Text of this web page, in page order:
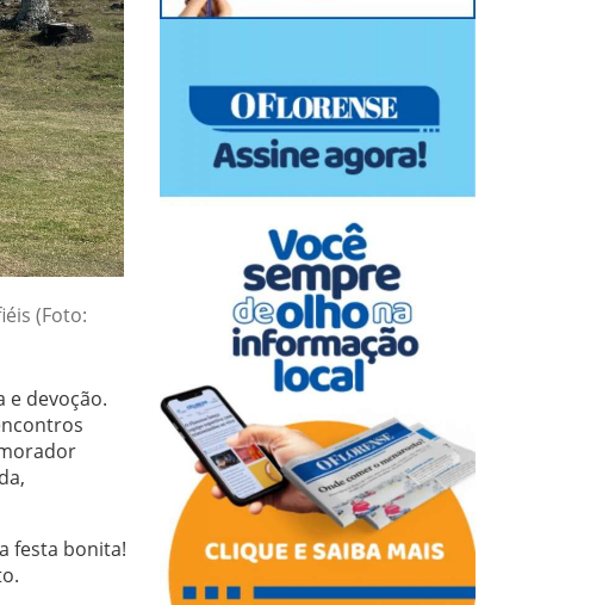
(Foto:
e devoção.
festa bonita!